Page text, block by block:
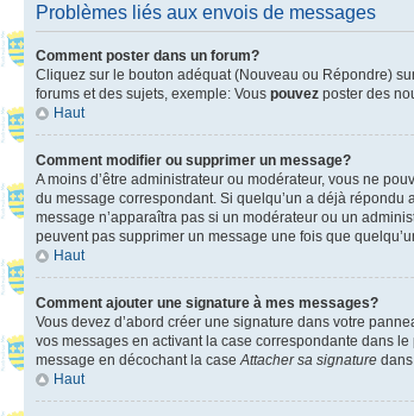
Problèmes liés aux envois de messages
Comment poster dans un forum?
Cliquez sur le bouton adéquat (Nouveau ou Répondre)
forums et des sujets, exemple: Vous pouvez poster des
Haut
Comment modifier ou supprimer un message?
A moins d’être administrateur ou modérateur, vous ne
du message correspondant. Si quelqu’un a déjà répondu
message n’apparaîtra pas si un modérateur ou un
peuvent pas supprimer un message une fois que
Haut
Comment ajouter une signature à mes messages?
Vous devez d’abord créer une signature dans votre
vos messages en activant la case correspondante dans
message en décochant la case Attacher sa signature
Haut